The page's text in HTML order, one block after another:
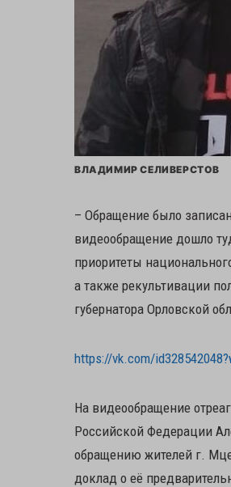
ВЛАДИМИР СЕЛИВЕРСТОВ
– Обращение было
видеообращение дошло
приоритеты
а также рекультивации
губернатора Орловской
https://vk.com/
На видеообращение
Российской Федерации
обращению жителей г.
доклад о её